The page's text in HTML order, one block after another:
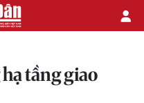
tầng giao